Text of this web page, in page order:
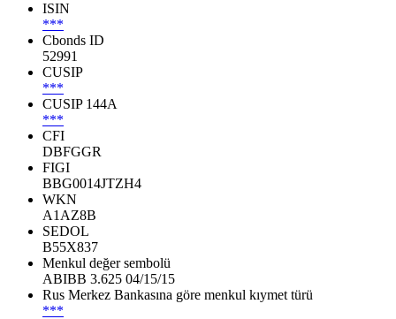
ISIN
***
Cbonds ID
52991
CUSIP
***
CUSIP 144A
***
CFI
DBFGGR
FIGI
BBG0014JTZH4
WKN
A1AZ8B
SEDOL
B55X837
Menkul değer sembolü
ABIBB 3.625 04/15/15
Rus Merkez Bankasına göre menkul kıymet türü
***